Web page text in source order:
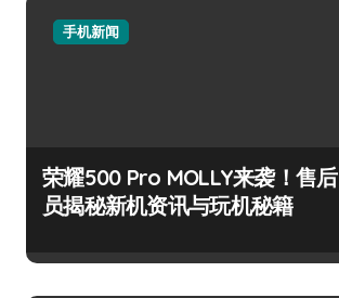
手机新闻
荣耀500 Pro MOLLY来袭！售后
员揭秘新机资讯与玩机秘籍